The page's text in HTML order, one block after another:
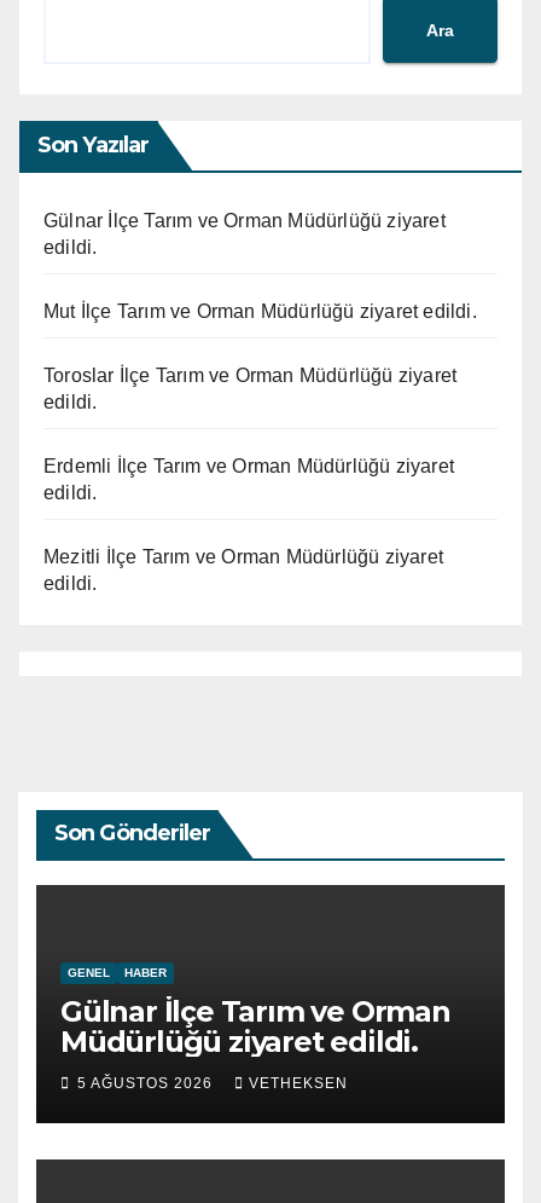
Ara
Son Yazılar
Gülnar İlçe Tarım ve Orman Müdürlüğü ziyaret
edildi.
Mut İlçe Tarım ve Orman Müdürlüğü ziyaret edildi.
Toroslar İlçe Tarım ve Orman Müdürlüğü ziyaret
edildi.
Erdemli İlçe Tarım ve Orman Müdürlüğü ziyaret
edildi.
Mezitli İlçe Tarım ve Orman Müdürlüğü ziyaret
edildi.
Son Gönderiler
GENEL HABER
Gülnar İlçe Tarım ve Orman
Müdürlüğü ziyaret edildi.
5 AĞUSTOS 2026 VETHEKSEN